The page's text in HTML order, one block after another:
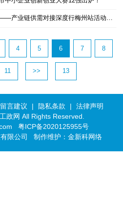
“广聚群链，湾区启航”——产业链供需对接深度行梅州站活动举行
4 5 6 7 8
11 >> 13
留言建议 | 隐私条款 |
法律声明
政网 All Rights Reserved.
粤ICP备2020125955号
限公司 制作维护： 金新科网络